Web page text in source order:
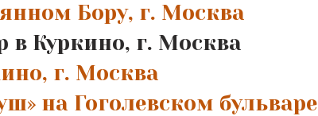
Бору, г. Москва
Куркино, г. Москва
г. Москва
на Гоголевском бульваре